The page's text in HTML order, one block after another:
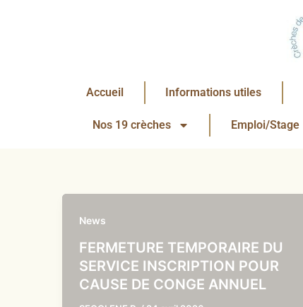
Accueil Informations utiles
Nos 19 crèches Emploi/Stage
News
FERMETURE TEMPORAIRE DU
SERVICE INSCRIPTION POUR
CAUSE DE CONGE ANNUEL